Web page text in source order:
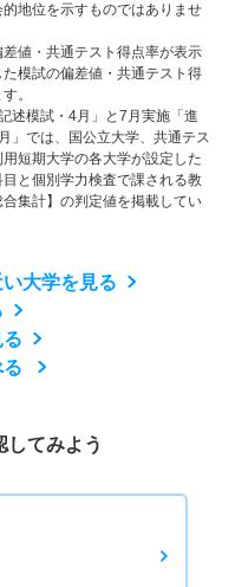
地位を示すものではありませ
値・共通テスト得点率が表示
模試の偏差値・共通テスト得
。
模試・4月」と7月実施「進
では、国公立大学、共通テス
短期大学の各大学が設定した
と個別学力検査で課される教
集計】の判定値を掲載してい
大学を見る
してみよう